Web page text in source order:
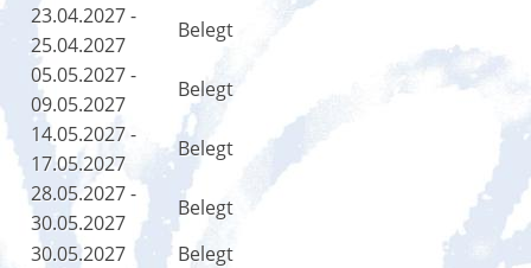
23.04.2027 -
25.04.2027
Belegt
05.05.2027 -
09.05.2027
Belegt
14.05.2027 -
17.05.2027
Belegt
28.05.2027 -
30.05.2027
Belegt
30.05.2027
Belegt